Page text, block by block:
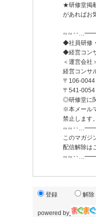
★研修堂掲
があればお
◆社員研修
◆経営コン
＜運営会社
経営コンサ
〒106-0044
〒541-0054
◎研修堂に
※本メール
禁止します
このマガジ
配信解除
登録 解除
powered by